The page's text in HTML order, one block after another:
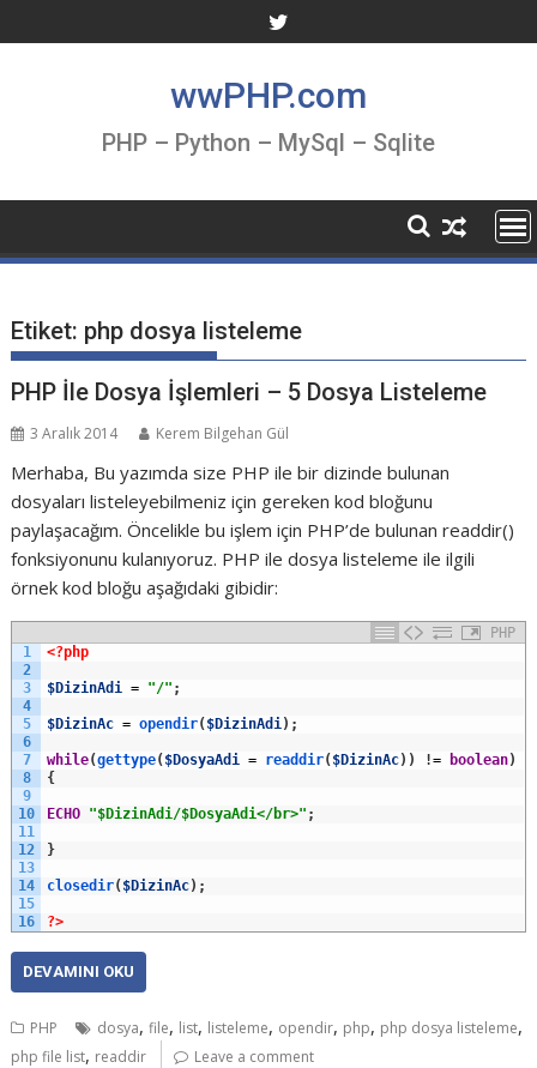
to
wwPHP.com
PHP – Python – MySql – Sqlite
Etiket: php dosya listeleme
PHP İle Dosya İşlemleri – 5 Dosya Listeleme
3 Aralık 2014 Kerem Bilgehan Gül
Merhaba, Bu yazımda size PHP ile bir dizinde bulunan
dosyaları listeleyebilmeniz için gereken kod bloğunu
paylaşacağım. Öncelikle bu işlem için PHP’de bulunan readdir()
fonksiyonunu kulanıyoruz. PHP ile dosya listeleme ile ilgili
örnek kod bloğu aşağıdaki gibidir:
PHP
1
2
3
4
5
6
7
8
9
10
11
12
13
14
15
16
<?php
$DizinAdi = "/" ;
$DizinAc = opendir( $DizinAdi) ;
while(gettype( $DosyaAdi = readdir( $DizinAc) ) != boolean)
{
ECHO "$DizinAdi/$DosyaAdi</br>" ;
}
closedir( $DizinAc) ;
?>
DEVAMINI OKU
PHP dosya,file, list, listeleme, opendir, php, php dosya listeleme,
php file list, readdir Leave a comment